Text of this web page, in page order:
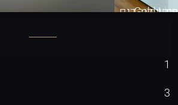
חיפוי קיר דגם
Gold Line
1
3